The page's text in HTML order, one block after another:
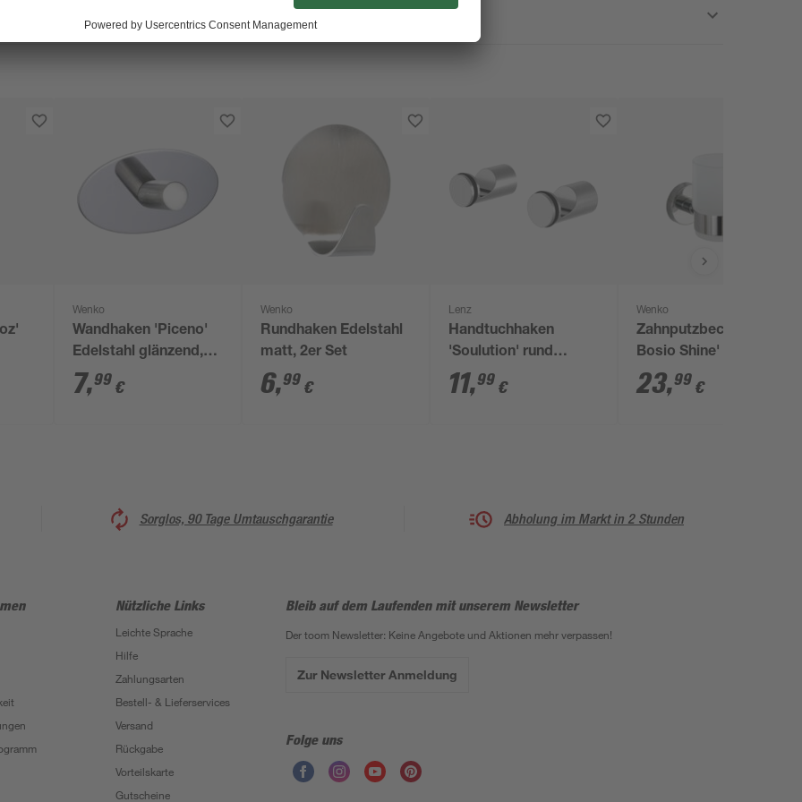
x
Wenko
Wandhaken 'Piceno'
Edelstahl glänzend,
2er Set
7,99 €
Wenko
Rundhaken Edelstahl
matt, 2er Set
6,99 €
Lenz
Handtuchhaken
'Soulution' rund
verchromt 2 Stück
11,99 €
Wenko
Zahnputzbecher 'Uno
Bosio Shine' Glas, mit
Halterung
23,99 €
Sorglos, 90 Tage Umtauschgarantie Abholung im Markt in 2 Stunden
Nützliche Links
Leichte Sprache
Hilfe
Zahlungsarten
Bestell- & Lieferservices
Versand
Rückgabe
Vorteilskarte
Gutscheine
Bleib auf dem Laufenden mit unserem Newsletter
Der toom Newsletter: Keine Angebote und Aktionen mehr verpassen!
Zur Newsletter Anmeldung
Folge uns